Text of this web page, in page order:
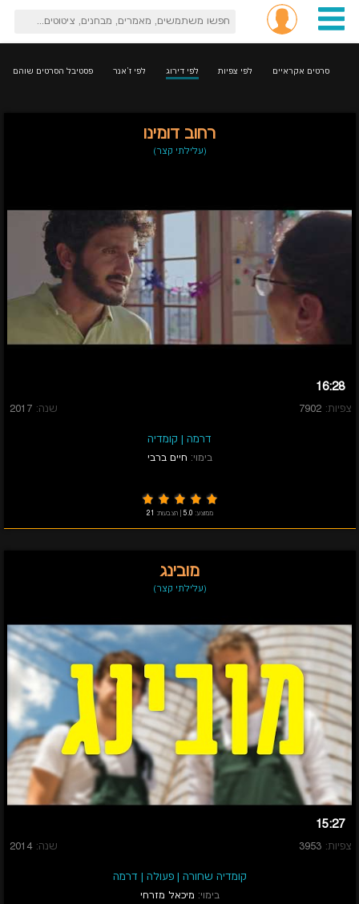
סרטים אקראיים לפי צפיות לפי דירוג לפי ז'אנר פסטיבל הסרטים שוהם
רחוב דומינו
(עלילתי קצר)
16:28
צפיות: 7902 שנה: 2017
דרמה | קומדיה
בימוי: חיים ברבי
ממוצע: 5.0
|הצבעות: 21
מובינג
(עלילתי קצר)
15:27
צפיות: 3953 שנה: 2014
קומדיה שחורה |פעולה | דרמה
בימוי: מיכאל מזרחי